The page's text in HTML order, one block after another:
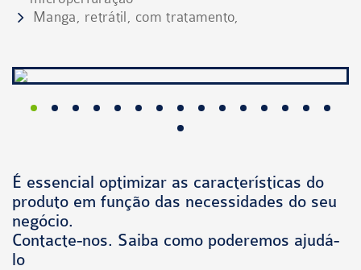
Manga, retrátil, com tratamento,
É essencial optimizar as características do
produto em função das necessidades do seu
negócio.
Contacte-nos. Saiba como poderemos ajudá-
lo